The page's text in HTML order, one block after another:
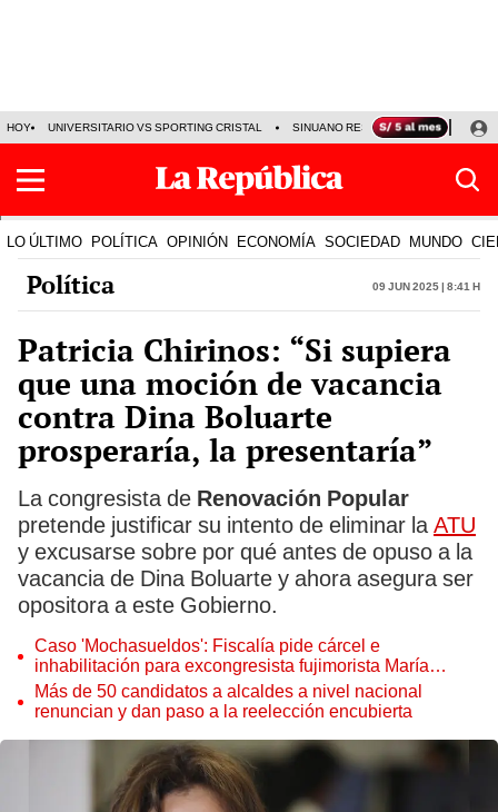
HOY UNIVERSITARIO VS SPORTING CRISTAL SINUANO RESULTADOS HOY
LO ÚLTIMO POLÍTICA OPINIÓN ECONOMÍA SOCIEDAD MUNDO
Política 09 Jun 2025 | 8:41 h
Patricia Chirinos: “Si supiera
que una moción de vacancia
contra Dina Boluarte
prosperaría, la presentaría”
La congresista de Renovación Popular
pretende justificar su intento de eliminar la ATU
y excusarse sobre por qué antes de opuso a la
vacancia de Dina Boluarte y ahora asegura ser
opositora a este Gobierno.
Caso 'Mochasueldos': Fiscalía pide cárcel e
inhabilitación para excongresista fujimorista María
Cordero Jon Tay
Más de 50 candidatos a alcaldes a nivel nacional
renuncian y dan paso a la reelección encubierta